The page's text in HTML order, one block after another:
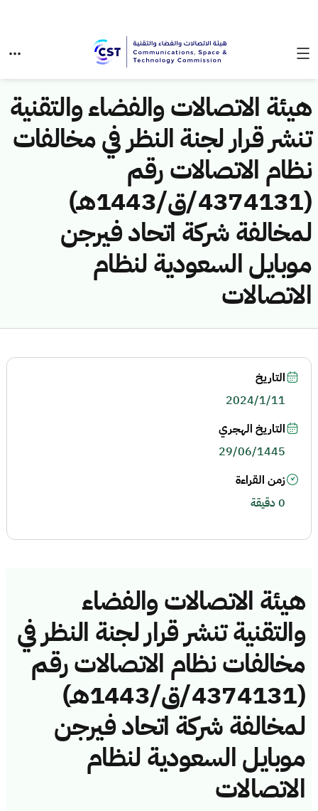
هيئة الاتصالات والفضاء والتقنية
تنشر قرار لجنة النظر في مخالفات
نظام الاتصالات رقم
(4374131/ق/1443هـ)
لمخالفة شركة اتحاد فيرجن
موبايل السعودية لنظام
الاتصالات
هيئة الاتصالات والفضاء
والتقنية تنشر قرار لجنة النظر في
مخالفات نظام الاتصالات رقم
(4374131/ق/1443هـ)
لمخالفة شركة اتحاد فيرجن
موبايل السعودية لنظام
الاتصالات
التاريخ
2024/1/11
التاريخ الهجري
29/06/1445
زمن القراءة
0 دقيقة